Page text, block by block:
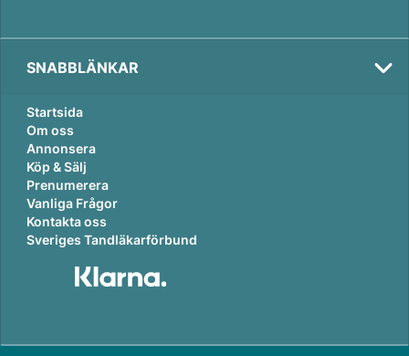
SNABBLÄNKAR
Startsida
Om oss
Annonsera
Köp & Sälj
Prenumerera
Vanliga Frågor
Kontakta oss
Sveriges Tandläkarförbund